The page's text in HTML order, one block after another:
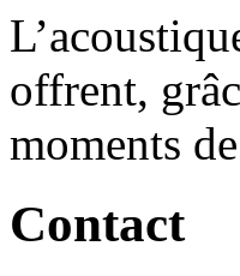
offrent,
moments
Contact